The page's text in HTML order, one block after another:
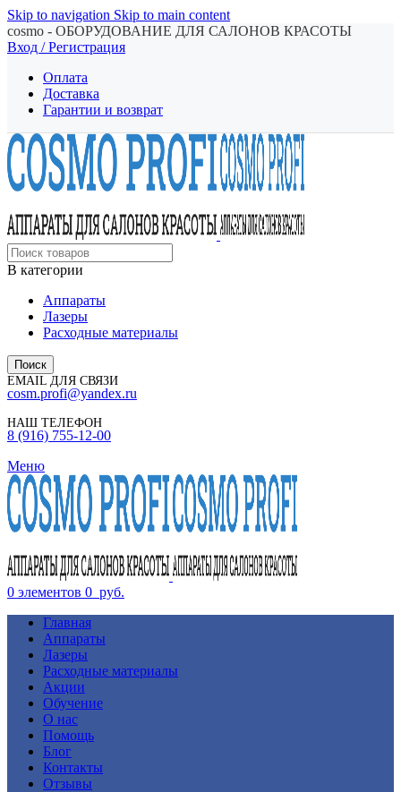
Skip to navigation Skip to main content
cosmo - ОБОРУДОВАНИЕ ДЛЯ САЛОНОВ КРАСОТЫ
Вход / Регистрация
Оплата
Доставка
Гарантии и возврат
В категории
Аппараты
Лазеры
Расходные материалы
Поиск
EMAIL ДЛЯ СВЯЗИ
cosm.profi@yandex.ru
НАШ ТЕЛЕФОН
8 (916) 755-12-00
Меню
0 элементов 0 руб.
Главная
Аппараты
Лазеры
Расходные материалы
Акции
Обучение
О нас
Помощь
Блог
Контакты
Отзывы